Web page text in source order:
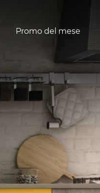
Promo del mese